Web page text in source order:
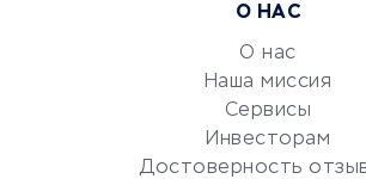
документооборот
О НАС
О нас
Наша миссия
Сервисы
Инвесторам
Достоверность